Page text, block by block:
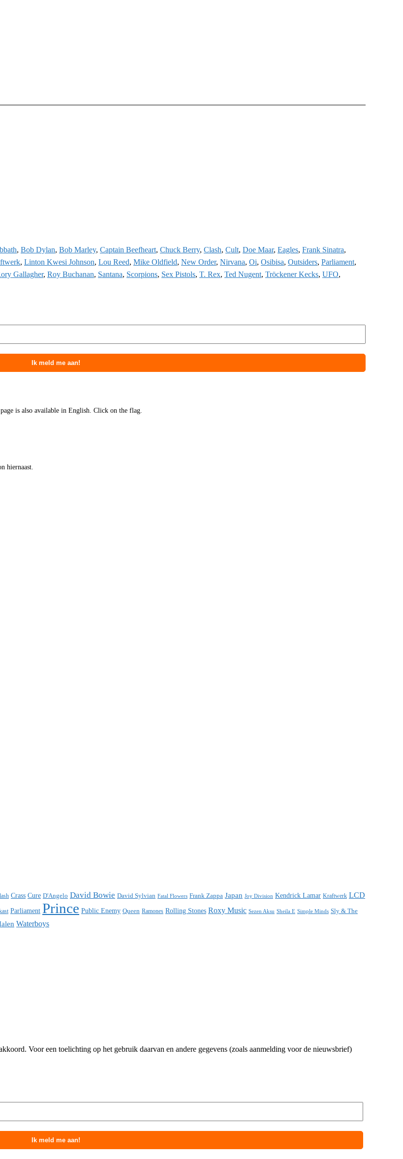
, Bob Dylan, Bob Marley, Captain Beefheart, Chuck Berry, Clash, Cult, Doe Maar, Eagles, Frank Sinatra,
, Linton Kwesi Johnson, Lou Reed, Mike Oldfield, New Order, Nirvana, Oi, Osibisa, Outsiders, Parliament,
Gallagher, Roy Buchanan, Santana, Scorpions, Sex Pistols, T. Rex, Ted Nugent, Tröckener Kecks, UFO,
is also available in English. Click on the flag.
hiernaast.
Crass Cure D'Angelo David Bowie David Sylvian Fatal Flowers Frank Zappa Japan Joy Division Kendrick Lamar Kraftwerk LCD
Parliament Prince Public Enemy Queen Ramones Rolling Stones Roxy Music Sezen Aksu Sheila E Simple Minds Sly & The
Waterboys
Voor een toelichting op het gebruik daarvan en andere gegevens (zoals aanmelding voor de nieuwsbrief)